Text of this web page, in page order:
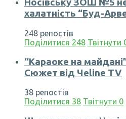
Носівську ЗОШ №5
халатність “Буд-
248 репостів
Поділитися 248 Твітнути
“Караоке на
Сюжет від Чеline TV
38 репостів
Поділитися 38 Твітнути 0